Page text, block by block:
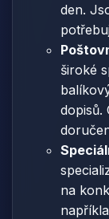
den.
široké
dopisů.
na